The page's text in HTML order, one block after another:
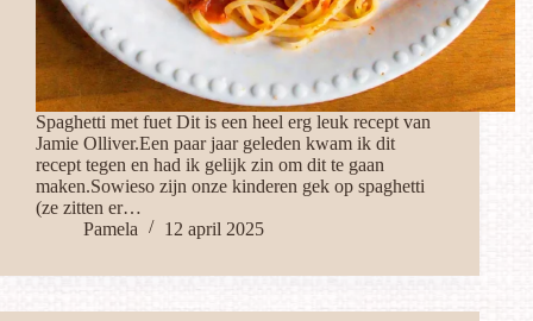
Spaghetti met fuet Dit is een heel erg leuk recept van
Jamie Olliver.Een paar jaar geleden kwam ik dit
recept tegen en had ik gelijk zin om dit te gaan
maken.Sowieso zijn onze kinderen gek op spaghetti
(ze zitten er…
Pamela
12 april 2025